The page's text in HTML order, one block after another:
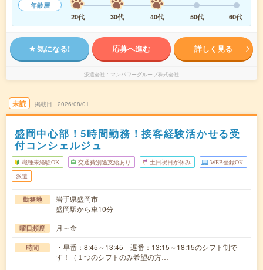
年齢層
20代
30代 40代 50代 60代
気になる! 応募へ進む 詳しく見る
派遣会社 マンパワーグループ株式会社
未読 掲載日 2026/08/01
盛岡中心部！5時間勤務！接客経験活かせる受
付コンシェルジュ
職種未経験OK 交通費別途支給あり 土日祝日が休み WEB登録OK
派遣
勤務地
岩手県盛岡市
盛岡駅から車10分
曜日頻度 月～金
時間
・早番：8:45～13:45 遅番：13:15～18:15のシフト制で
す！（１つのシフトのみ希望の方…